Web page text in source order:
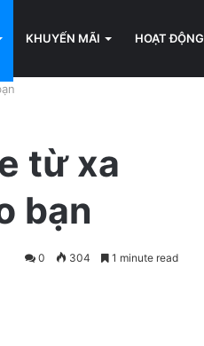
KHUYẾN MÃI HOẠT ĐỘNG
từ xa
bạn
0 304 1 minute read